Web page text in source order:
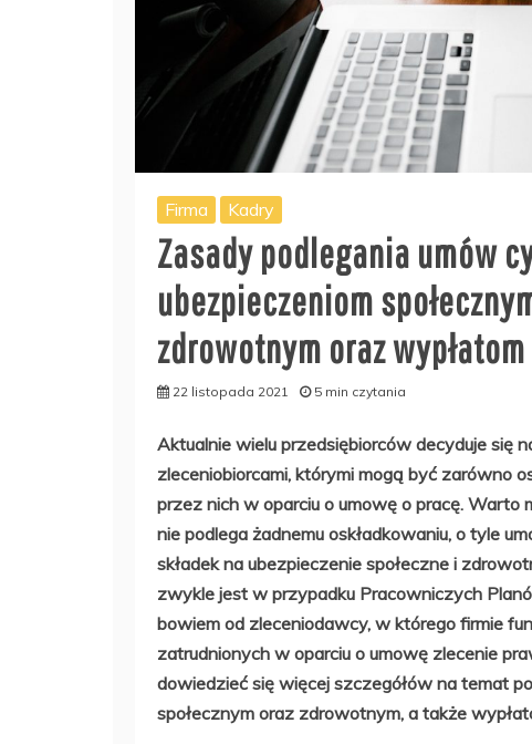
Firma Kadry
Zasady podlegania umów
ubezpieczeniom
zdrowotnym oraz wypłatom
22 listopada 2021 5 min czytania
Aktualnie wielu przedsiębiorców decyduje się
zleceniobiorcami, którymi mogą być zarówno
przez nich w oparciu o umowę o pracę. Warto
nie podlega żadnemu oskładkowaniu, o tyle
składek na ubezpieczenie społeczne i
zwykle jest w przypadku Pracowniczych
bowiem od zleceniodawcy, w którego firmie
zatrudnionych w oparciu o umowę zlecenie
dowiedzieć się więcej szczegółów na temat
społecznym oraz zdrowotnym, a także